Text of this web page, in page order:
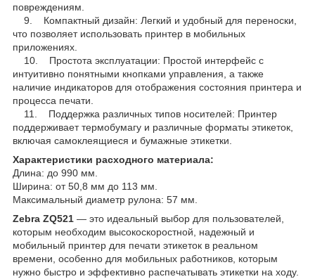
повреждениям.
9. Компактный дизайн: Легкий и удобный для переноски,
что позволяет использовать принтер в мобильных
приложениях.
10. Простота эксплуатации: Простой интерфейс с
интуитивно понятными кнопками управления, а также
наличие индикаторов для отображения состояния принтера и
процесса печати.
11. Поддержка различных типов носителей: Принтер
поддерживает термобумагу и различные форматы этикеток,
включая самоклеящиеся и бумажные этикетки.
Характеристики расходного материала:
Длина: до 990 мм.
Ширина: от 50,8 мм до 113 мм.
Максимальный диаметр рулона: 57 мм.
Zebra ZQ521 — это идеальный выбор для пользователей,
которым необходим высокоскоростной, надежный и
мобильный принтер для печати этикеток в реальном
времени, особенно для мобильных работников, которым
нужно быстро и эффективно распечатывать этикетки на ходу.